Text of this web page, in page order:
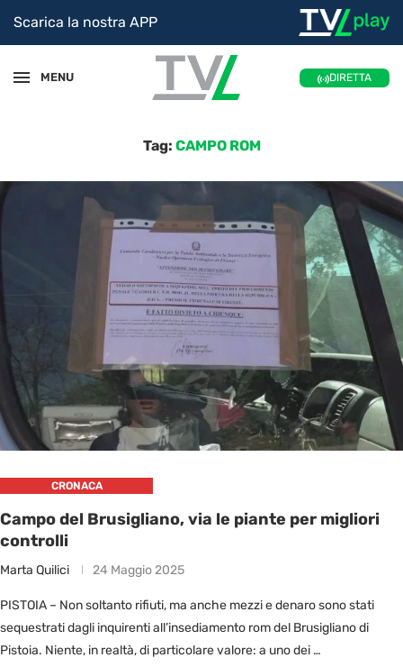
Scarica la nostra APP
MENU DIRETTA
Tag: CAMPO ROM
CRONACA
Campo del Brusigliano, via le piante per migliori
controlli
Marta Quilici 24 Maggio 2025
PISTOIA – Non soltanto rifiuti, ma anche mezzi e denaro sono stati
sequestrati dagli inquirenti all’insediamento rom del Brusigliano di
Pistoia. Niente, in realtà, di particolare valore: a uno dei …